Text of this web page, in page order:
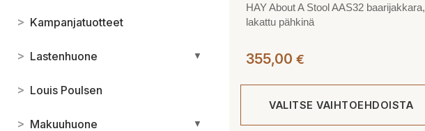
> Kampanjatuotteet
> Lastenhuone ▼
> Louis Poulsen
> Makuuhuone ▼
HAY About A Stool AAS32 baarijakkara,
lakattu pähkinä
355,00 €
VALITSE VAIHTOEHDOISTA